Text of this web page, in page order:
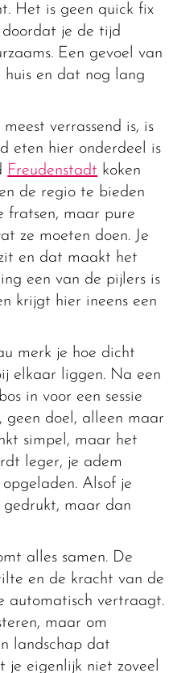
Het is geen quick fix
je de tijd
Een gevoel van
en dat nog lang
verrassend is, is
eten hier onderdeel is
Freudenstadt koken
de regio te bieden
fratsen, maar pure
ze moeten doen. Je
en dat maakt het
een van de pijlers is
krijgt hier ineens een
merk je hoe dicht
elkaar liggen. Na een
in voor een sessie
geen doel, alleen maar
simpel, maar het
leger, je adem
Alsof je
gedrukt, maar dan
alles samen. De
en de kracht van de
automatisch vertraagt.
maar om
landschap dat
je eigenlijk niet zoveel